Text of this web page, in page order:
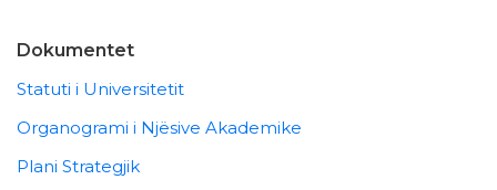
Dokumentet
Statuti i Universitetit
Organogrami i Njësive Akademike
Plani Strategjik